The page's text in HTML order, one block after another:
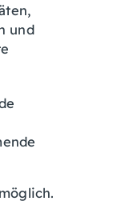
und